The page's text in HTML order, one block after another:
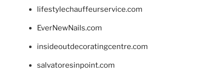
lifestylechauffeurservice.com
EverNewNails.com
insideoutdecoratingcentre.com
salvatoresinpoint.com